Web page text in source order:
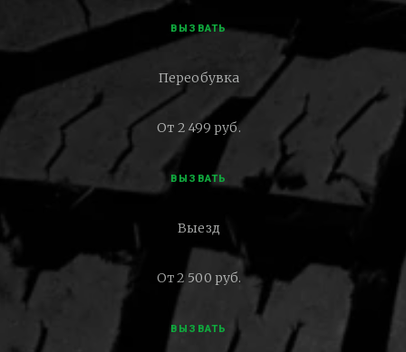
ВЫЗВАТЬ
Переобувка
От 2 499 руб.
ВЫЗВАТЬ
Выезд
От 2 500 руб.
ВЫЗВАТЬ